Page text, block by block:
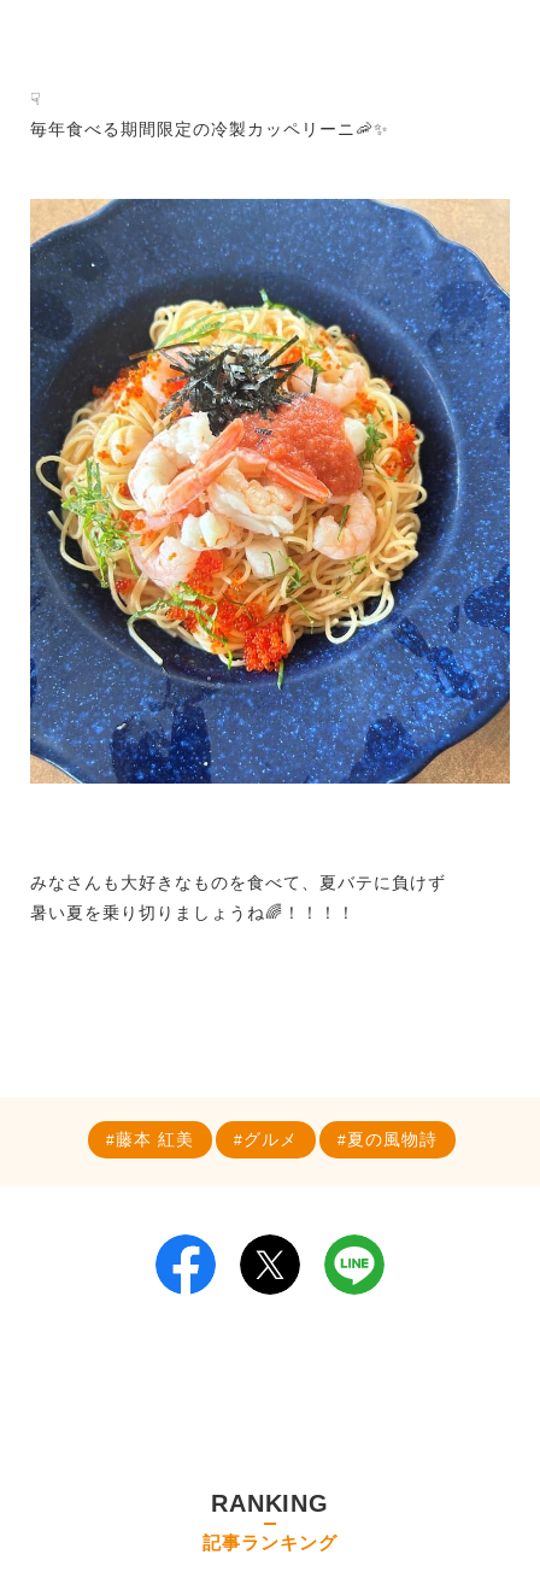
☟
毎年食べる期間限定の冷製カッペリーニ🦐✨
みなさんも大好きなものを食べて、夏バテに負けず
暑い夏を乗り切りましょうね🌈！！！！
藤本 紅美 グルメ 夏の風物詩
RANKING
記事ランキング